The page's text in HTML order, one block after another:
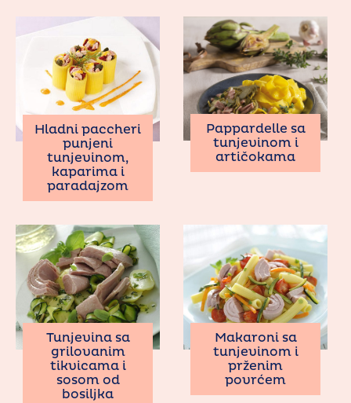
Hladni paccheri
punjeni
tunjevinom,
kaparima i
paradajzom
Pappardelle sa
tunjevinom i
artičokama
Tunjevina sa
grilovanim
tikvicama i
sosom od
bosiljka
Makaroni sa
tunjevinom i
prženim
povrćem